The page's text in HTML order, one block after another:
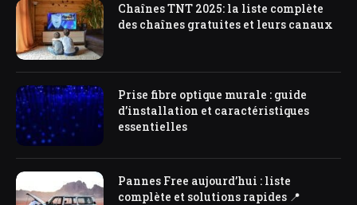
Chaînes TNT 2025: la liste complète
des chaînes gratuites et leurs canaux
Prise fibre optique murale : guide
d’installation et caractéristiques
essentielles
Pannes Free aujourd’hui : liste
complète et solutions rapides 📍